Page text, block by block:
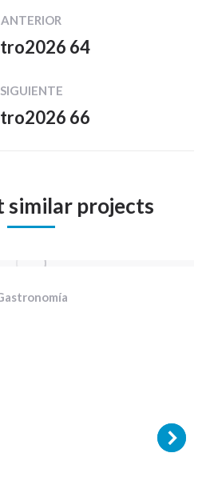
ANTERIOR
Proyecto
64
SIGUIENTE
Proyecto
66
similar projects